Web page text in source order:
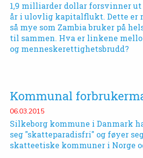
1,9 milliarder dollar forsvinner ut
år i ulovlig kapitalflukt. Dette er
så mye som Zambia bruker på
til sammen. Hva er linkene
og menneskerettighetsbrudd?
Kommunal
06.03.2015
Silkeborg kommune i Danmark
seg "skatteparadisfri" og føyer
skatteetiske kommuner i Norge